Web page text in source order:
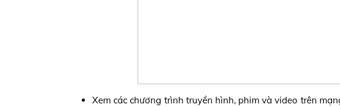
Xem các chương trình truyền hình, phim và video trên